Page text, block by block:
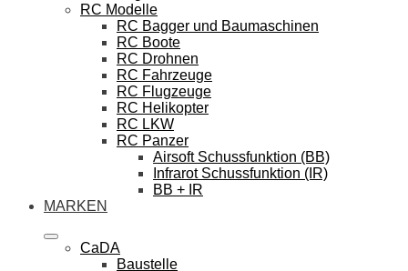
RC Modelle
RC Bagger und Baumaschinen
RC Boote
RC Drohnen
RC Fahrzeuge
RC Flugzeuge
RC Helikopter
RC LKW
RC Panzer
Airsoft Schussfunktion (BB)
Infrarot Schussfunktion (IR)
BB + IR
MARKEN
CaDA
Baustelle